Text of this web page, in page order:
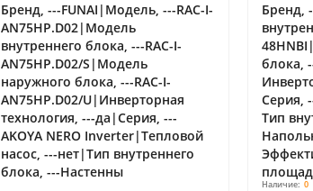
Бренд, ---FUNAI|Модель, ---RAC-I-
AN75HP.D02|Модель
внутреннего блока, ---RAC-I-
AN75HP.D02/S|Модель
наружного блока, ---RAC-I-
AN75HP.D02/U|Инверторная
технология, ---да|Серия, ---
AKOYA NERO Inverter|Тепловой
насос, ---нет|Тип внутреннего
блока, ---Настенны
Бренд,
блока,
Серия,
Тип
0